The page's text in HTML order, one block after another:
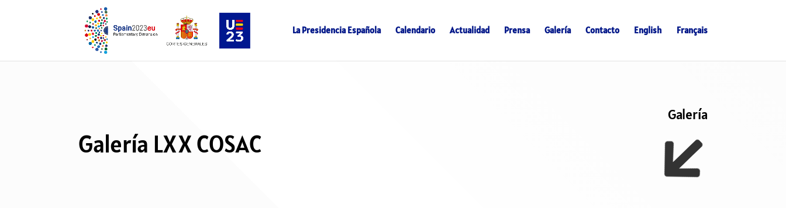
La Presidencia Española Calendario Actualidad Prensa Galería Contacto English Français
Galería LXX COSAC
Galería
